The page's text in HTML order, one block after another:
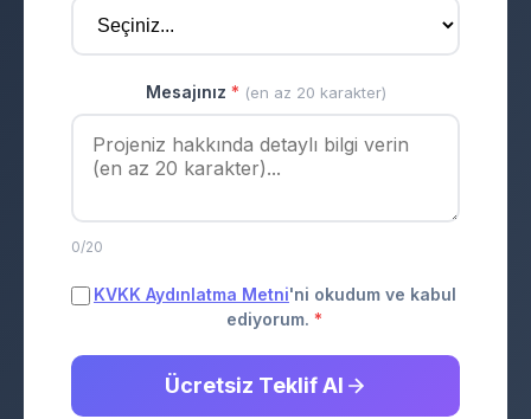
Mesajınız * (en az 20 karakter)
0/20
KVKK Aydınlatma Metni'ni okudum ve kabul
ediyorum. *
Ücretsiz Teklif Al